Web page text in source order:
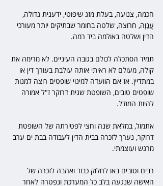
חכמה, צנועה, בעלת מזג שיפוטי, ידענית גדולה,
עֲנָוָה, חרוצה, שלטה בחומר שבתיקים יותר מעורכי
הדין ושלטה באולמה ביד רמה.
תמיד הסתכלה לכולם בגובה העיניים. לא מרימה את
קולה, מעולם לא ראיתי אותה עולבת בעורך דין או
במתדיין. אז אם הוועדה למינוי שופטים רוצה למנות
שופטים טובים, השופטת שגית דרוקר ז"ל אמורה
להיות המודל.
אתמול, במלאת שנה וחצי לפטירתה של השופטת
דרוקר, נערך לזכרה בבית הדין לעבודה בבת ים ערב
מרגש ועוצמתי.
רבים וטובים באו לחלוק כבוד ואהבה לזכרה של
האישה שנגעה בלב כל המערכת ונפטרה לאחר